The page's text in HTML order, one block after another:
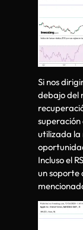
Si nos
debajo del
utilizada la
Incluso el
un soporte